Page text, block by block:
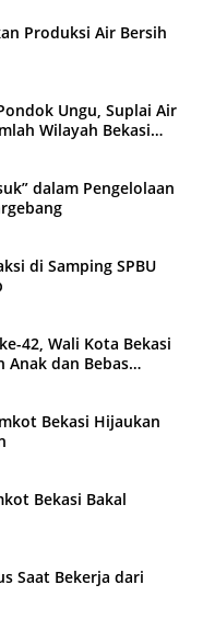
Produksi Air Bersih
Ungu, Suplai Air
Wilayah Bekasi
dalam Pengelolaan
di Samping SPBU
42, Wali Kota Bekasi
Anak dan Bebas
Bekasi Hijaukan
Bekasi Bakal
Saat Bekerja dari